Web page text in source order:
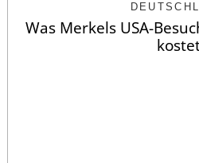
Was Merkels USA-